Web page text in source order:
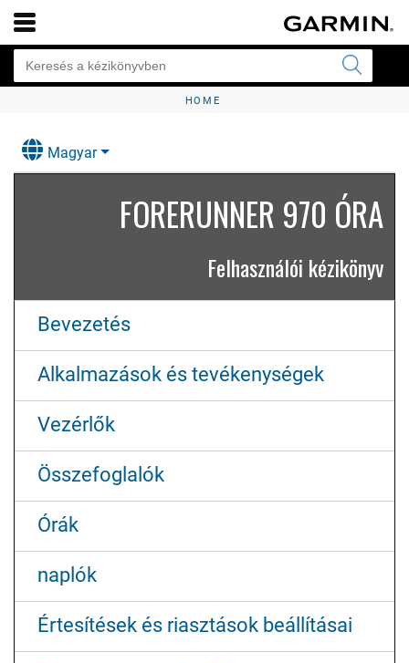
HOME
Magyar
FORERUNNER 970 ÓRA
Felhasználói kézikönyv
Bevezetés
Alkalmazások és tevékenységek
Vezérlők
Összefoglalók
Órák
naplók
Értesítések és riasztások beállításai